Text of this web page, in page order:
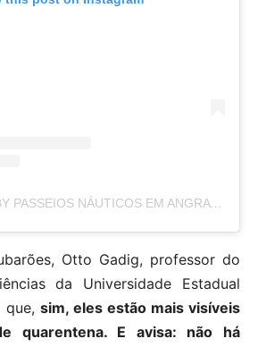
A POST SHARED BY PASSEIOS NÁUTICOS EM ANGRA (@LUXXBOAT)
Otto Gadig, professor do
da Universidade Estadual
que, sim, eles estão mais visíveis
quarentena. E avisa: não há